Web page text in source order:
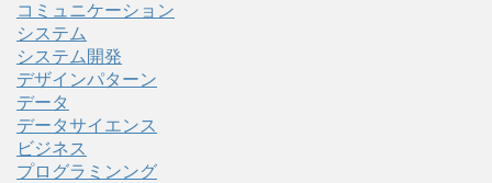
コミュニケーション
システム
システム開発
デザインパターン
データ
データサイエンス
ビジネス
プログラミンング